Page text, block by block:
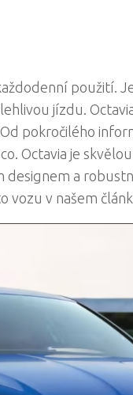
použití.
jízdu.
pokročilého
Octavia je
designem a
vozu v našem